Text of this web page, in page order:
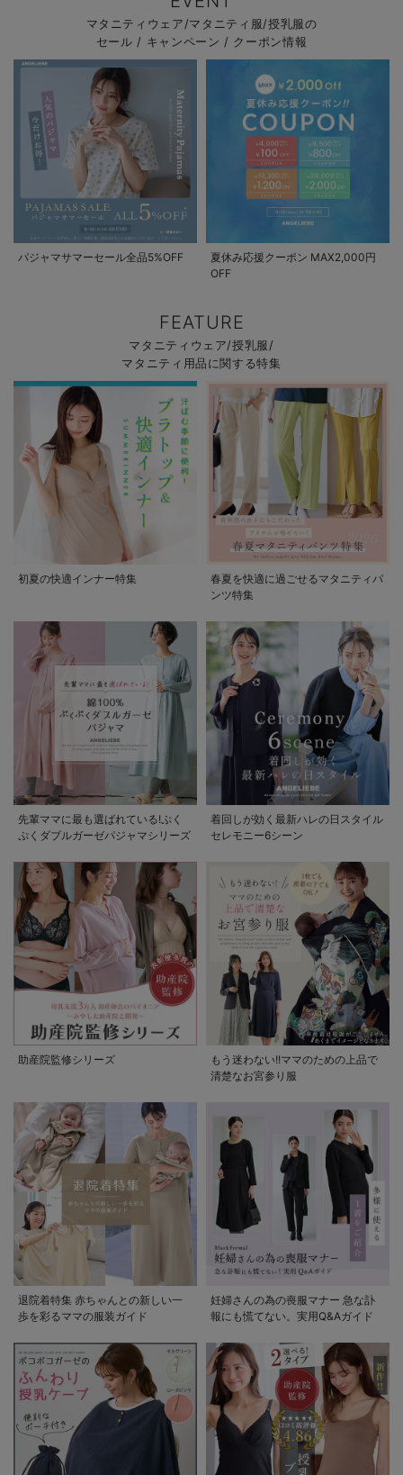
マタニティウェア/マタニティ服/授乳服の
セール / キャンペーン / クーポン情報
パジャマサマーセール全品5%OFF
夏休み応援クーポン MAX2,000円
OFF
FEATURE
マタニティウェア/授乳服/
マタニティ用品に関する特集
初夏の快適インナー特集
春夏を快適に過ごせるマタニティパ
ンツ特集
先輩ママに最も選ばれている!ぷく
ぷくダブルガーゼパジャマシリーズ
着回しが効く最新ハレの日スタイル
セレモニー6シーン
助産院監修シリーズ
もう迷わない!!ママのための上品で
清楚なお宮参り服
退院着特集 赤ちゃんとの新しい一
歩を彩るママの服装ガイド
妊婦さんの為の喪服マナー 急な訃
報にも慌てない。実用Q&Aガイド